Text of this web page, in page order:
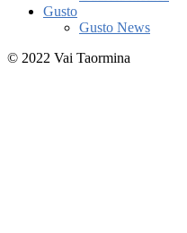
Gusto
Gusto News
© 2022 Vai Taormina